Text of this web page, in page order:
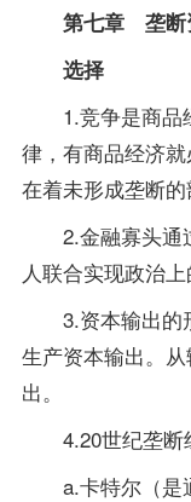
第七章 垄断
选择
1.竞争是商品
律，有商品经济
在着未形成垄断的
2.金融寡头通
人联合实现政治上
3.资本输出的
生产资本输出。
出。
4.20世纪垄断
a.卡特尔（是